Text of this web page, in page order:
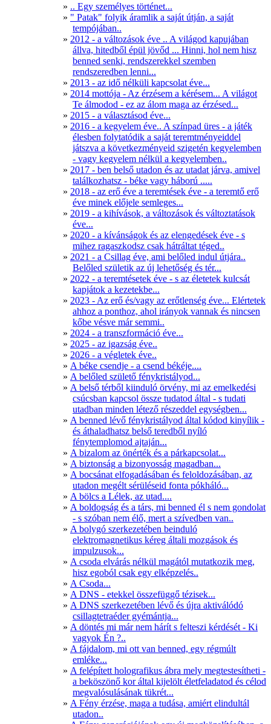
.. Egy személyes történet...
" Patak" folyik áramlik a saját útján, a saját
tempójában..
2012 - a változások éve .. A világod kapujában
állva, hitedből épül jövőd ... Hinni, hol nem hisz
benned senki, rendszerekkel szemben
rendszeredben lenni...
2013 - az idő nélküli kapcsolat éve...
2014 mottója - Az érzésem a kérésem... A világot
Te álmodod - ez az álom maga az érzésed...
2015 - a választásod éve...
2016 - a kegyelem éve.. A színpad üres - a játék
élesben folytatódik a saját teremtményeiddel
játszva a következményeid szigetén kegyelemben
- vagy kegyelem nélkül a kegyelemben..
2017 - ben belső utadon és az utadat járva, amivel
találkozhatsz - béke vagy háború .....
2018 - az erő éve a teremtések éve - a teremtő erő
éve minek előjele semleges...
2019 - a kihívások, a változások és változtatások
éve...
2020 - a kívánságok és az elengedések éve - s
mihez ragaszkodsz csak hátráltat téged..
2021 - a Csillag éve, ami belőled indul útjára..
Belőled születik az új lehetőség és tér...
2022 - a teremtésetek éve - s az életetek kulcsát
kapjátok a kezetekbe...
2023 - Az erő és/vagy az erőtlenség éve... Elértetek
ahhoz a ponthoz, ahol irányok vannak és nincsen
kőbe vésve már semmi..
2024 - a transzformáció éve...
2025 - az igazság éve..
2026 - a végletek éve..
A béke csendje - a csend békéje....
A belőled születő fénykristályod...
A belső térből kiinduló örvény, mi az emelkedési
csúcsban kapcsol össze tudatod által - s tudati
utadban minden létező részeddel egységben...
A benned lévő fénykristályod által kódod kinyílik -
és áthaladhatsz belső teredből nyíló
fénytemplomod ajtaján...
A bizalom az önérték és a párkapcsolat...
A biztonság a bizonyosság magadban...
A bocsánat elfogadásában és feloldozásában, az
utadon megélt sérüléseid fonta pókháló...
A bölcs a Lélek, az utad....
A boldogság és a társ, mi benned él s nem gondolat
- s szóban nem élő, mert a szívedben van..
A bolygó szerkezetében beinduló
elektromagnetikus kéreg általi mozgások és
impulzusok...
A csoda elvárás nélkül magától mutatkozik meg,
hisz egoból csak egy elképzelés..
A Csoda...
A DNS - etekkel összefüggő tézisek...
A DNS szerkezetében lévő és újra aktiválódó
csillagtetraéder gyémántja...
A döntés mi már nem hárít s felteszi kérdését - Ki
vagyok Én ?..
A fájdalom, mi ott van benned, egy régmúlt
emléke...
A felépített holografikus ábra mely megtestesítheti -
a beköszönő kor által kijelölt életfeladatod és célod
megvalósulásának tükrét...
A Fény érzése, maga a tudása, amiért elindultál
utadon..